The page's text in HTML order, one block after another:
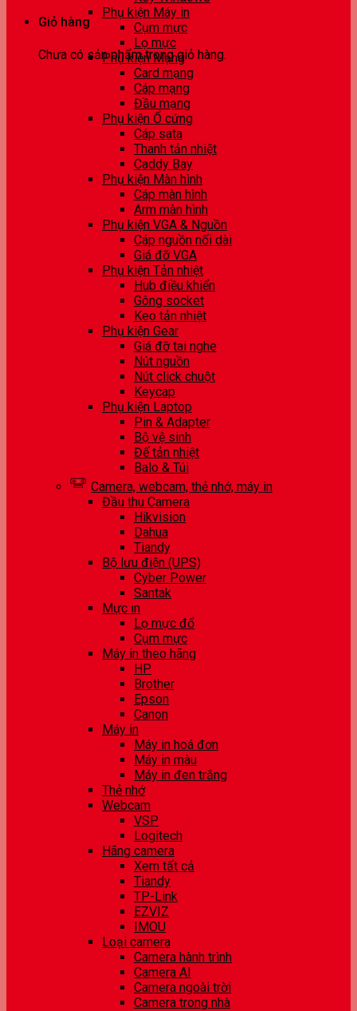
Giỏ hàng
Chưa có sản phẩm trong giỏ hàng.
Phụ kiện Máy in
Cụm mực
Lọ mực
Phụ kiện Mạng
Card mạng
Cáp mạng
Đầu mạng
Phụ kiện Ổ cứng
Cáp sata
Thanh tản nhiệt
Caddy Bay
Phụ kiện Màn hình
Cáp màn hình
Arm màn hình
Phụ kiện VGA & Nguồn
Cáp nguồn nối dài
Giá đỡ VGA
Phụ kiện Tản nhiệt
Hub điều khiển
Gông socket
Keo tản nhiệt
Phụ kiện Gear
Giá đỡ tai nghe
Nút nguồn
Nút click chuột
Keycap
Phụ kiện Laptop
Pin & Adapter
Bộ vệ sinh
Đế tản nhiệt
Balo & Túi
Camera, webcam, thẻ nhớ, máy in
Đầu thu Camera
Hikvision
Dahua
Tiandy
Bộ lưu điện (UPS)
Cyber Power
Santak
Mực in
Lọ mực đổ
Cụm mực
Máy in theo hãng
HP
Brother
Epson
Canon
Máy in
Máy in hoá đơn
Máy in màu
Máy in đen trắng
Thẻ nhớ
Webcam
VSP
Logitech
Hãng camera
Xem tất cả
Tiandy
TP-Link
EZVIZ
IMOU
Loại camera
Camera hành trình
Camera AI
Camera ngoài trời
Camera trong nhà